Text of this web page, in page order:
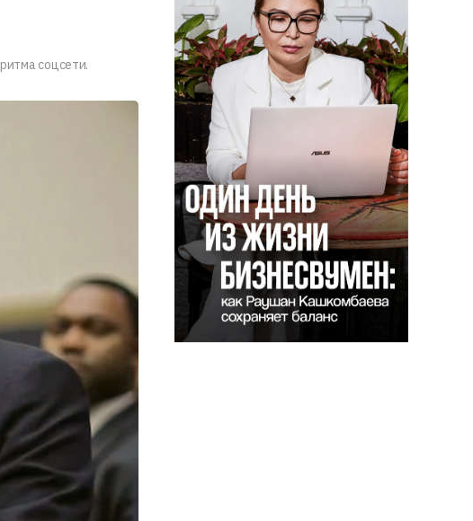
соцсети.